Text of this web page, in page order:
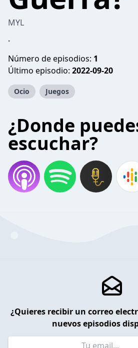
MYL
.
Número de episodios: 1
Último episodio: 2022-09-20
Ocio Juegos
¿Donde
escuchar?
¿Quieres recibir un correo
nuevos episodios